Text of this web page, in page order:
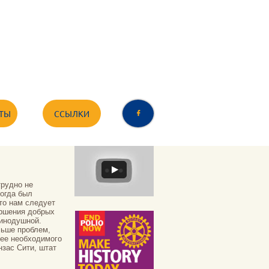

ССЫЛКИ
не
был
нам следует
добрых
проблем,
необходимого
Сити, штат